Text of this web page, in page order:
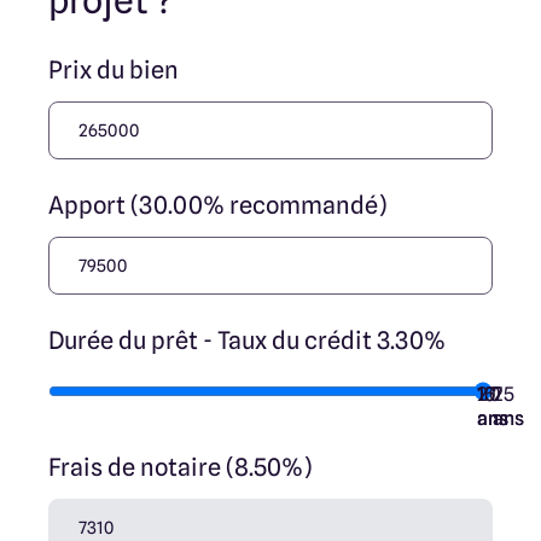
Prix du bien
Apport (30.00% recommandé)
Durée du prêt - Taux du crédit 3.30%
7
ans
10
ans
15
ans
20
ans
25
ans
Frais de notaire (8.50%)